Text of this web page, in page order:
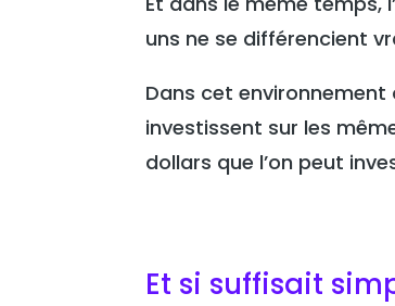
uns ne se différencient
Dans cet
investissent sur les
dollars que l’on peut
Et si suffisait